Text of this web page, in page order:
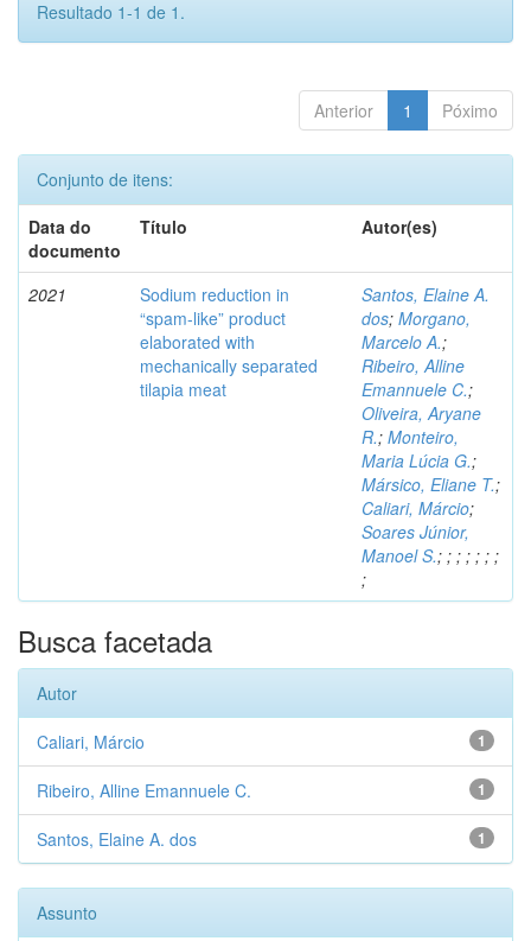
Resultado 1-1 de 1.
Anterior 1 Póximo
Conjunto de itens:
Data do
documento
Título Autor(es)
2021
Sodium reduction in
“spam-like” product
elaborated with
mechanically separated
tilapia meat
Santos, Elaine A.
dos; Morgano,
Marcelo A.;
Ribeiro, Alline
Emannuele C.;
Oliveira, Aryane
R.; Monteiro,
Maria Lúcia G.;
Mársico, Eliane T.;
Caliari, Márcio;
Soares Júnior,
Manoel S.; ; ; ; ; ; ;
;
Busca facetada
Autor
1
Caliari, Márcio
1
Ribeiro, Alline Emannuele C.
1
Santos, Elaine A. dos
Assunto